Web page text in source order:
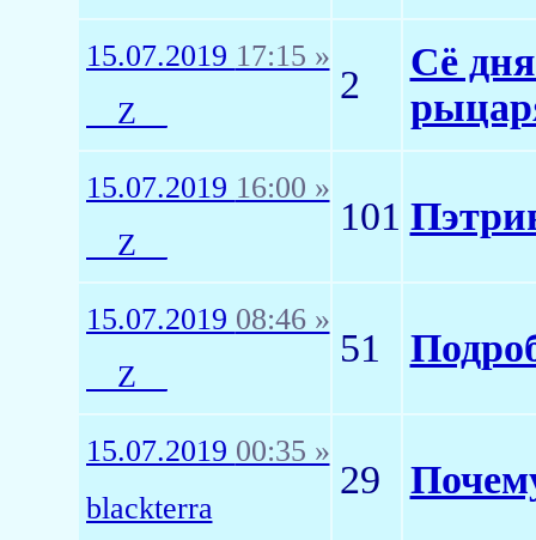
15.07.2019 17:15 »
__Z__
2
Сё
15.07.2019 16:00 »
__Z__
101
15.07.2019 08:46 »
__Z__
51
15.07.2019 00:35 »
blackterra
29